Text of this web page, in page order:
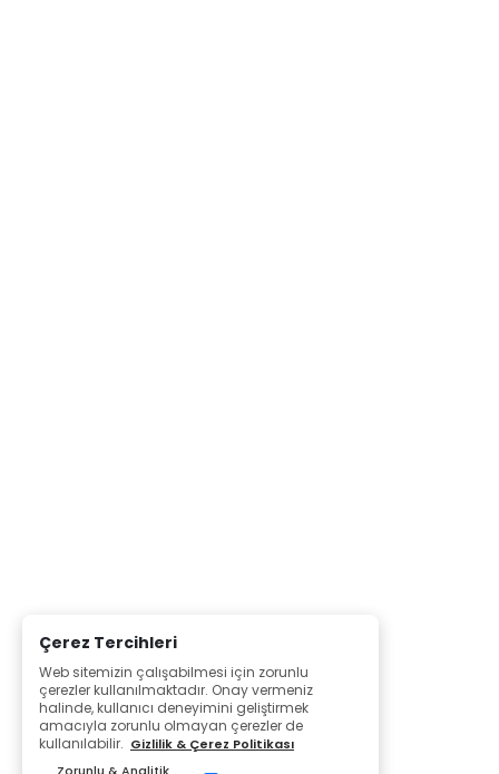
Çerez Tercihleri
Web sitemizin çalışabilmesi için zorunlu
çerezler kullanılmaktadır. Onay vermeniz
halinde, kullanıcı deneyimini geliştirmek
amacıyla zorunlu olmayan çerezler de
kullanılabilir. Gizlilik & Çerez Politikası